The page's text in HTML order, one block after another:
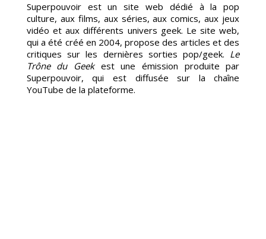
Superpouvoir est un site web dédié à la pop
culture, aux films, aux séries, aux comics, aux jeux
vidéo et aux différents univers geek. Le site web,
qui a été créé en 2004, propose des articles et des
critiques sur les dernières sorties pop/geek. Le
Trône du Geekest une émission produite par
Superpouvoir, qui est diffusée sur la chaîne
YouTube de la plateforme.